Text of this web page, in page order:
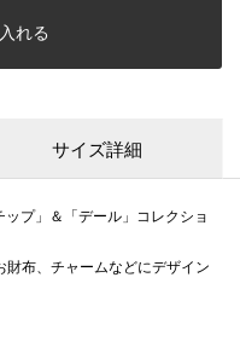
れる
サイズ詳細
プ」＆「デール」コレクショ
布、チャームなどにデザイン